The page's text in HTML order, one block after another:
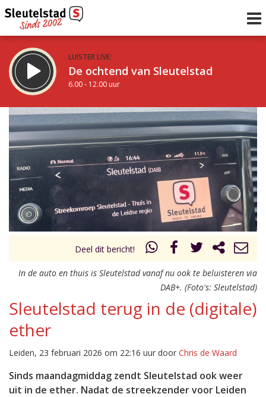
LUISTER LIVE:
De ochtend van Sleutelstad
6.00 - 12.00 uur
STRAKS:
De middag van Sleutelstad
12.00 - 19.00 uur
Vorig uur
uur 1 van 0 Volgend uur
Deel dit bericht!
In de auto en thuis is Sleutelstad vanaf nu ook te beluisteren via
DAB+. (Foto's: Sleutelstad)
Sleutelstad terug in de (digitale)
ether
Leiden, 23 februari 2026 om 22:16 uur door Chris de Waard
Sinds maandagmiddag zendt Sleutelstad ook weer
uit in de ether. Nadat de streekzender voor Leiden